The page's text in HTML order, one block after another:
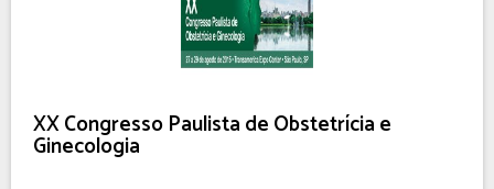
XX Congresso Paulista de Obstetrícia e
Ginecologia